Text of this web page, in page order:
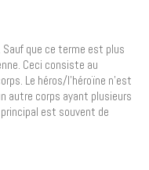
que ce terme est plus
Ceci consiste au
Le héros/l’héroïne n’est
autre corps ayant plusieurs
est souvent de